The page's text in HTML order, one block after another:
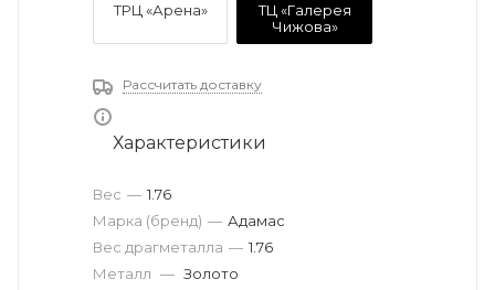
ТРЦ «Арена»
ТЦ «Галерея
Чижова»
Рассчитать доставку
Характеристики
Вес драгметалла — 1.76
Марка (бренд) — Адамас
Вес — 1.76
Металл — Золото